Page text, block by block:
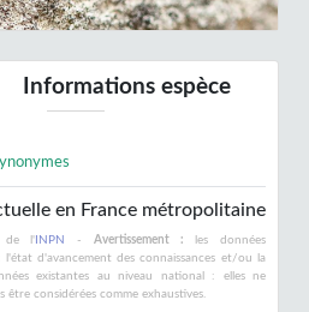
Informations espèce
en France métropolitaine
de l' INPN - Avertissement : les données
l'état d'avancement des connaissances et/ou la
existantes au niveau national : elles ne
être considérées comme exhaustives.